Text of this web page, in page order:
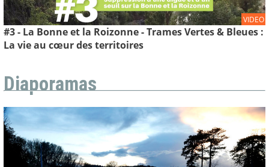
VIDEO
#3 - La Bonne et la Roizonne - Trames Vertes & Bleues :
La vie au cœur des territoires
Diaporamas